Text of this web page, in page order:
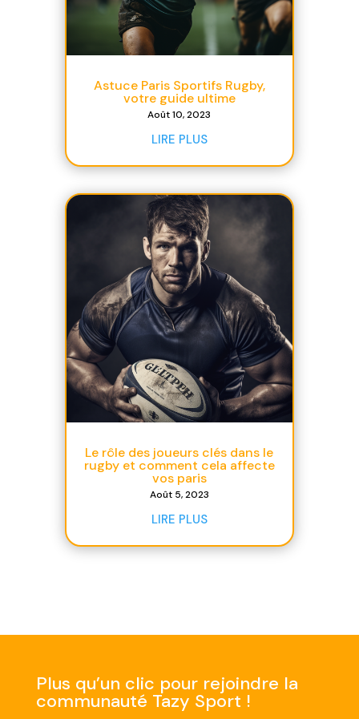
Astuce Paris Sportifs Rugby,
votre guide ultime
Août 10, 2023
LIRE PLUS
Le rôle des joueurs clés dans le
rugby et comment cela affecte
vos paris
Août 5, 2023
LIRE PLUS
Plus qu’un clic pour rejoindre la
communauté Tazy Sport !